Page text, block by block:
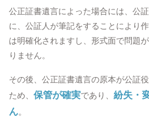
公正証書遺言によった場合には、公
に、公証人が筆記をすることにより
は明確化されますし、形式面で問題
りません。
その後、公正証書遺言の原本が公証
ため、 保管が確実であり、 紛失・
ん。